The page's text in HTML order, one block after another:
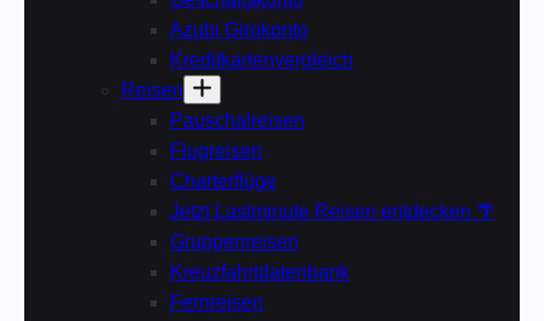
Azubi Girokonto
Kreditkartenvergleich
Reisen
Pauschalreisen
Flugreisen
Charterflüge
Jetzt Lastminute Reisen entdecken 🌴
Gruppenreisen
Kreuzfahrtdatenbank
Fernreisen